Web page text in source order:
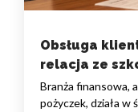
Obsługa
relacja ze
Branża finansowa,
pożyczek, działa